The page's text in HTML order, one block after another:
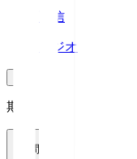
配信
ラジオ
期間
1週間